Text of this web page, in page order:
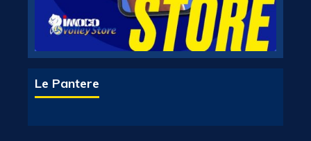
Le Pantere